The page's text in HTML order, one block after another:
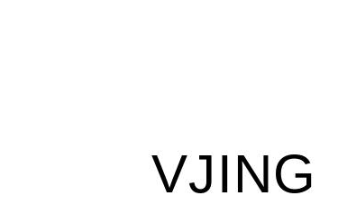
VJING